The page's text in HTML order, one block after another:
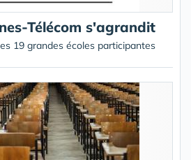
Télécom s'agrandit
19 grandes écoles participantes